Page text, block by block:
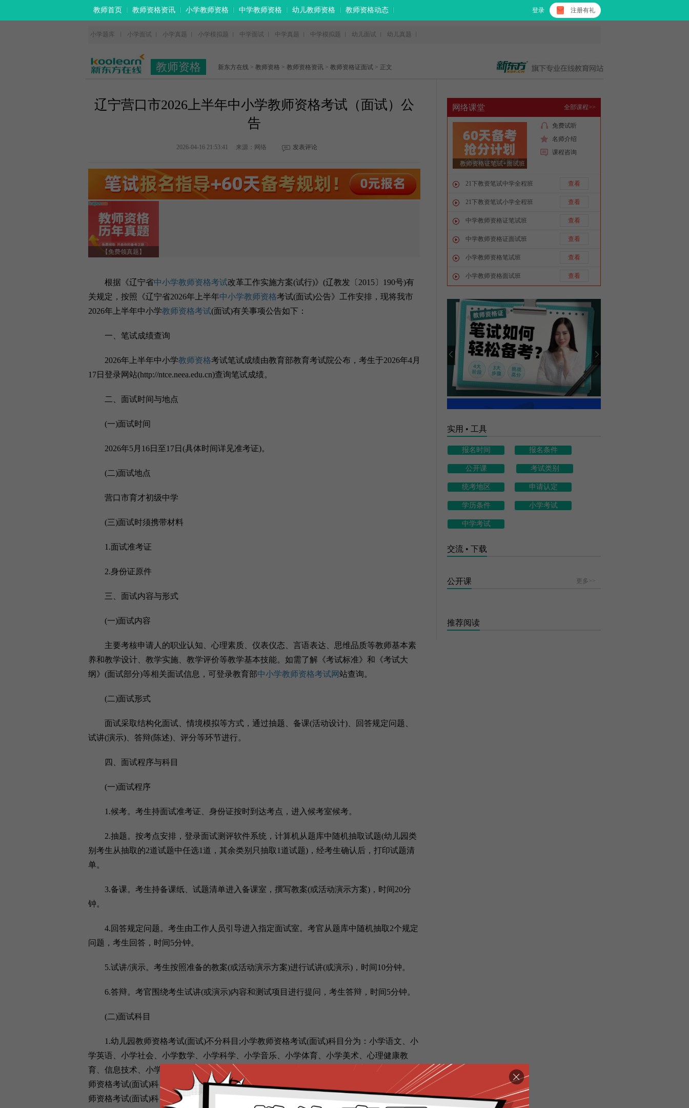
教师首页 教师资格资讯 小学教师资格 中学教师资格 幼儿教师资格 教师资格动态 登录 注册有礼
小学题库 小学面试 小学真题 小学模拟题 中学面试 中学真题 中学模拟题 幼儿面试 幼儿真题
教师资格 新东方在线 > 教师资格 > 教师资格资讯 > 教师资格证面试 > 正文
辽宁营口市2026上半年中小学教师资格考试（面试）公
告
2026-04-16 21:53:41 来源：网络 发表评论
【免费领真题】
根据《辽宁省中小学教师资格考试改革工作实施方案(试行)》(辽教发〔2015〕190号)有
关规定，按照《辽宁省2026年上半年中小学教师资格考试(面试)公告》工作安排，现将我市
2026年上半年中小学教师资格考试(面试)有关事项公告如下：
一、笔试成绩查询
2026年上半年中小学教师资格考试笔试成绩由教育部教育考试院公布，考生于2026年4月
17日登录网站(http://ntce.neea.edu.cn)查询笔试成绩。
二、面试时间与地点
(一)面试时间
2026年5月16日至17日(具体时间详见准考证)。
(二)面试地点
营口市育才初级中学
(三)面试时须携带材料
1.面试准考证
2.身份证原件
三、面试内容与形式
(一)面试内容
主要考核申请人的职业认知、心理素质、仪表仪态、言语表达、思维品质等教师基本素
养和教学设计、教学实施、教学评价等教学基本技能。如需了解《考试标准》和《考试大
纲》(面试部分)等相关面试信息，可登录教育部中小学教师资格考试网站查询。
(二)面试形式
面试采取结构化面试、情境模拟等方式，通过抽题、备课(活动设计)、回答规定问题、
试讲(演示)、答辩(陈述)、评分等环节进行。
四、面试程序与科目
(一)面试程序
1.候考。考生持面试准考证、身份证按时到达考点，进入候考室候考。
2.抽题。按考点安排，登录面试测评软件系统，计算机从题库中随机抽取试题(幼儿园类
别考生从抽取的2道试题中任选1道，其余类别只抽取1道试题)，经考生确认后，打印试题清
单。
3.备课。考生持备课纸、试题清单进入备课室，撰写教案(或活动演示方案)，时间20分
钟。
4.回答规定问题。考生由工作人员引导进入指定面试室。考官从题库中随机抽取2个规定
问题，考生回答，时间5分钟。
5.试讲/演示。考生按照准备的教案(或活动演示方案)进行试讲(或演示)，时间10分钟。
6.答辩。考官围绕考生试讲(或演示)内容和测试项目进行提问，考生答辩，时间5分钟。
(二)面试科目
1.幼儿园教师资格考试(面试)不分科目;小学教师资格考试(面试)科目分为：小学语文、小
学英语、小学社会、小学数学、小学科学、小学音乐、小学体育、小学美术、心理健康教
育、信息技术、小学全科、特殊教育等，考生需选择相应的报考科目;初级中学、高级中学教
师资格考试(面试)科目，应与笔试科目三《学科知识与教学能力》相一致;报考中职文化课教
师资格考试(面试)科目应与高级中学教师资格考试(面试)科目一致;报考中职专业课和实习指导
网络课堂 全部课程>>
教师资格证笔试+面试班
免费试听
名师介绍
课程咨询
21下教资笔试中学全程班 查看
21下教资笔试小学全程班 查看
中学教师资格证笔试班 查看
中学教师资格证面试班 查看
小学教师资格笔试班 查看
小学教师资格面试班 查看
实用 • 工具
报名时间 报名条件
公开课 考试类别
统考地区 申请认定
学历条件 小学考试
中学考试
交流 • 下载
公开课 更多>>
推荐阅读